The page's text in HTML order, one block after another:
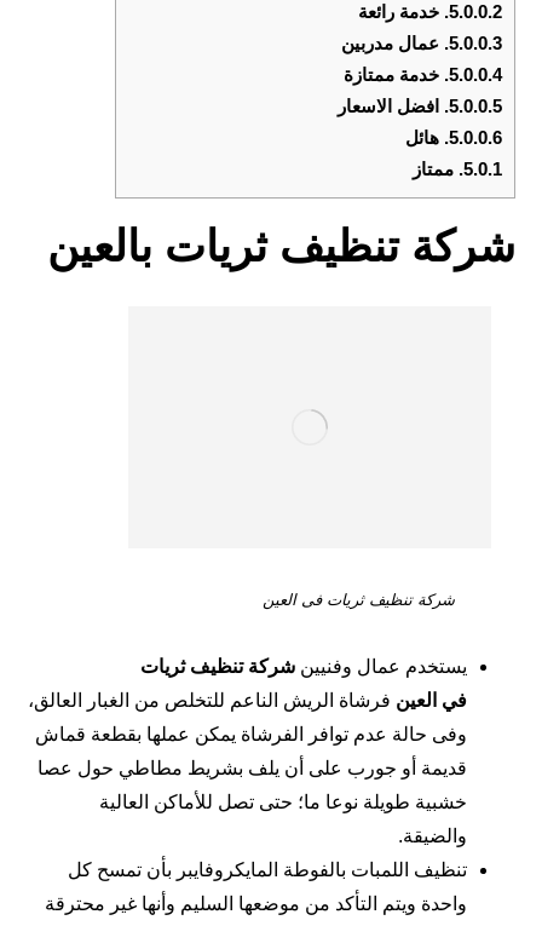
5.0.0.2. خدمة رائعة
5.0.0.3. عمال مدربين
5.0.0.4. خدمة ممتازة
5.0.0.5.
افضل الاسعار
5.0.0.6. هائل
5.0.1. ممتاز
شركة تنظيف ثريات بالعين
شركة تنظيف ثريات فى العين
يستخدم عمال وفنيينشركة تنظيف ثريات
في العين فرشاة الريش الناعم للتخلص من الغبار العالق،
وفى حالة عدم توافر الفرشاة يمكن عملها بقطعة قماش
قديمة أو جورب على أن يلف بشريط مطاطي حول عصا
خشبية طويلة نوعا ما؛ حتى تصل للأماكن العالية
والضيقة.
تنظيف اللمبات بالفوطة المايكروفايبر بأن تمسح كل
واحدة ويتم التأكد من موضعها السليم وأنها غير محترقة